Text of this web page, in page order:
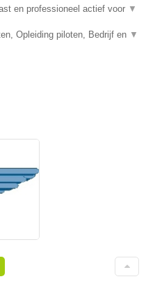
en professioneel actief voor ▼
Opleiding piloten, Bedrijf en ▼